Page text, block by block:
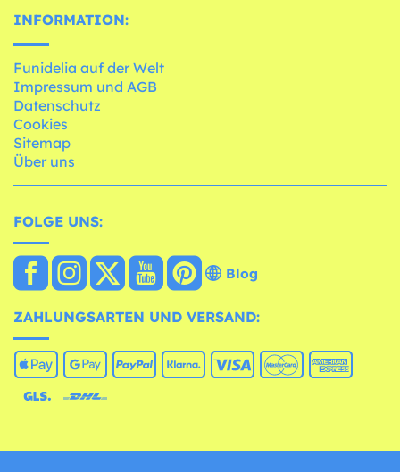
INFORMATION:
Funidelia auf der Welt
Impressum und AGB
Datenschutz
Cookies
Sitemap
Über uns
FOLGE UNS:
Blog
ZAHLUNGSARTEN UND VERSAND: